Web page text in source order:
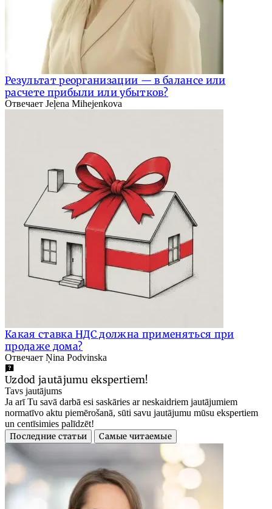
Результат реорганизации — в балансе или
расчете прибыли или убытков?
Отвечает Jeļena Mihejenkova
Какая ставка НДС должна применяться при
продаже дома?
Отвечает Ņina Podvinska
Uzdod jautājumu ekspertiem!
Tavs jautājums
Ja arī Tu savā darbā esi saskāries ar neskaidriem jautājumiem
normatīvo aktu piemērošanā, sūti savu jautājumu mūsu ekspertiem
un centīsimies palīdzēt!
Последние статьи
Самые читаемые